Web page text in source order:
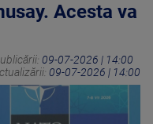
Acesta va
09-07-2026 | 14:00
09-07-2026 | 14:00